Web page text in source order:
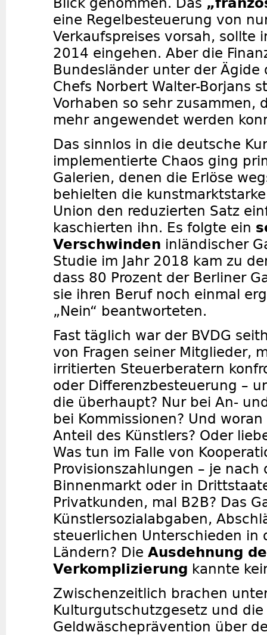
eine Regelbesteuerung von
Verkaufspreises vorsah, sollte
2014 eingehen. Aber die
Bundesländer unter der Ägide
Chefs Norbert Walter-Borjans
Vorhaben so sehr zusammen,
mehr angewendet werden
Das sinnlos in die deutsche
implementierte Chaos ging
Galerien, denen die Erlöse
behielten die
Union den reduzierten Satz
kaschierten ihn. Es folgte ein
Verschwinden inländischer
Studie im Jahr 2018 kam zu
dass 80 Prozent der Berliner
sie ihren Beruf noch einmal
„Nein“ beantworteten.
Fast täglich war der BVDG
von Fragen seiner Mitglieder,
irritierten Steuerberatern
oder Differenzbesteuerung –
die überhaupt? Nur bei An-
bei Kommissionen? Und
Anteil des Künstlers? Oder
Was tun im Falle von
Provisionszahlungen – je
Binnenmarkt oder in
Privatkunden, mal B2B? Das
Künstlersozialabgaben,
steuerlichen Unterschieden in
Ländern? Die Ausdehnung
Verkomplizierung kannte
Zwischenzeitlich brachen
Kulturgutschutzgesetz und
Geldwäscheprävention über